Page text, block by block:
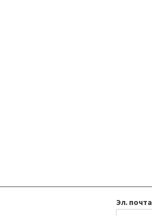
Эл. почта